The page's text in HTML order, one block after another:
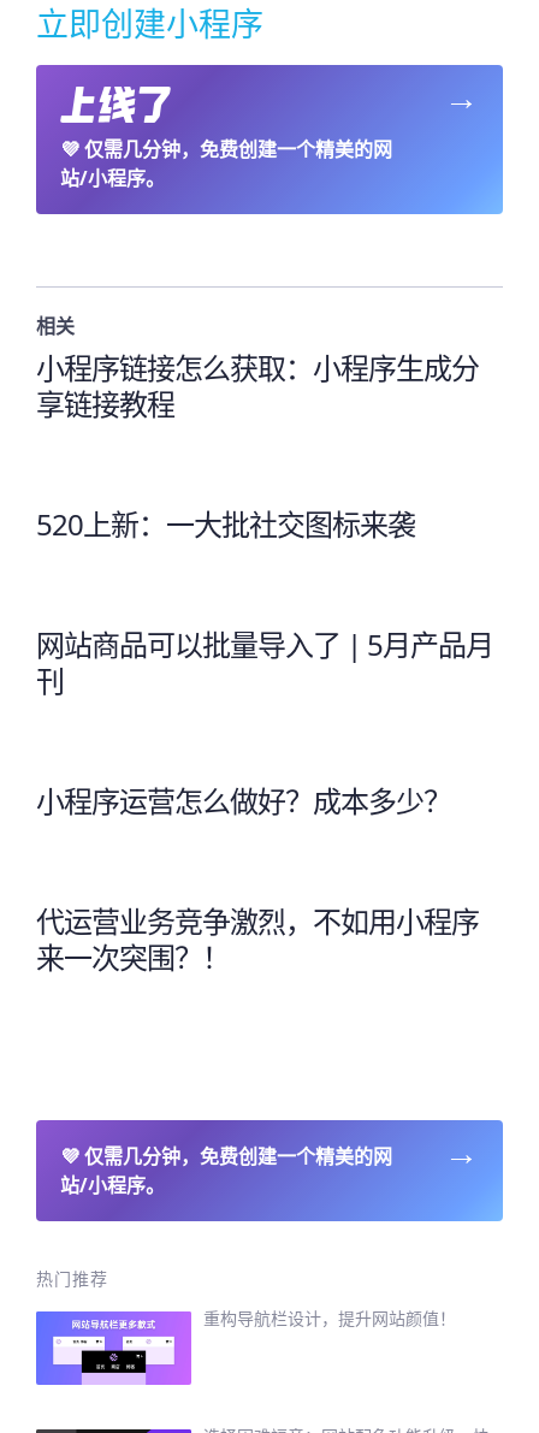
立即创建小程序
💜仅需几分钟，免费创建一个精美的网
站/小程序。
→
相关
小程序链接怎么获取：小程序生成分
享链接教程
520上新：一大批社交图标来袭
网站商品可以批量导入了 | 5月产品月
刊
小程序运营怎么做好？成本多少？
代运营业务竞争激烈，不如用小程序
来一次突围？！
💜仅需几分钟，免费创建一个精美的网
站/小程序。
→
热门推荐
重构导航栏设计，提升网站颜值！